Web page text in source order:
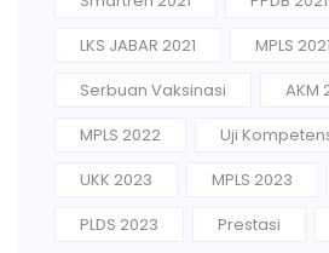
LKS JABAR 2021
MPLS 2021
Serbuan Vaksinasi
AKM
MPLS 2022
Uji
UKK 2023
MPLS 2023
PLDS 2023
Prestasi